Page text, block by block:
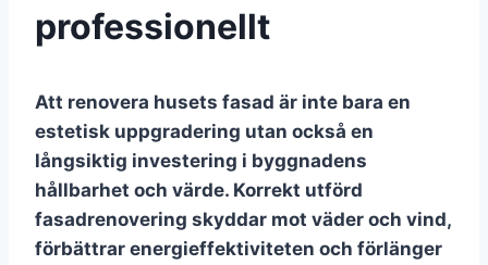
professionellt
Att renovera husets fasad är inte bara en
estetisk uppgradering utan också en
långsiktig investering i byggnadens
hållbarhet och värde. Korrekt utförd
fasadrenovering skyddar mot väder och vind,
förbättrar energieffektiviteten och förlänger